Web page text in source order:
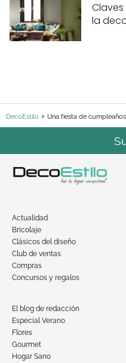
la
DecoEstilo Una fiesta de
Actualidad
Bricolaje
Clásicos del diseño
Club de ventas
Compras
Concursos y regalos
El blog de redacción
Especial Verano
Flores
Gourmet
Hogar Sano